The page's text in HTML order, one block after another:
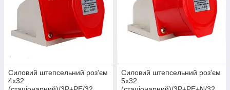
Силовий штепсельний роз'єм
4x32
Силовий штепсельний роз'єм
5x32